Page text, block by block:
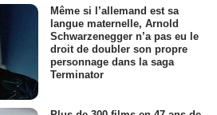
Même si l’allemand est sa
langue maternelle, Arnold
Schwarzenegger n’a pas eu le
droit de doubler son propre
personnage dans la saga
Terminator